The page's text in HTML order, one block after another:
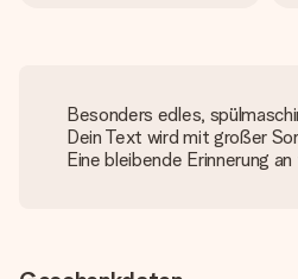
Besonders edles,
Dein Text wird mit großer
Eine bleibende Erinnerung